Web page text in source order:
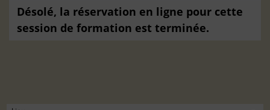
Désolé, la réservation en ligne pour cette
session de formation est terminée.